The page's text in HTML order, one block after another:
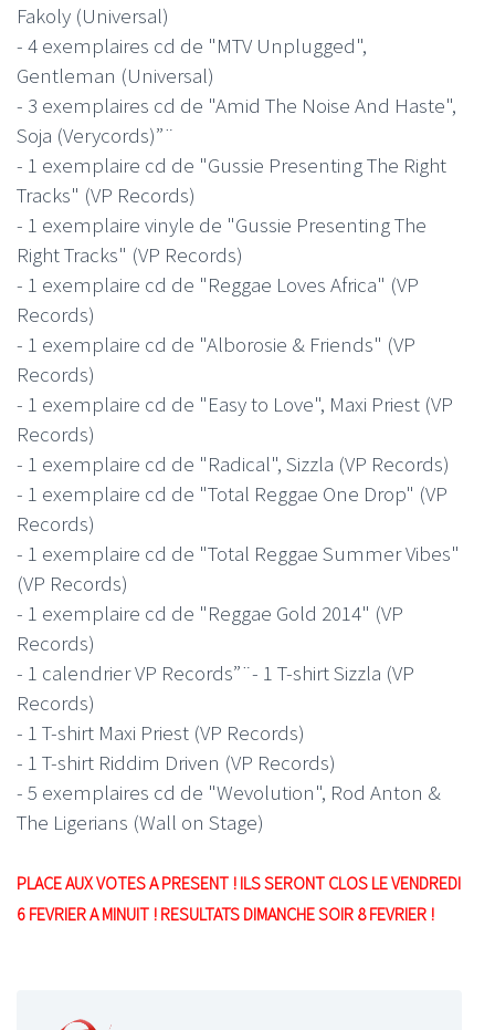
Fakoly (Universal)
- 4 exemplaires cd de "MTV Unplugged",
Gentleman (Universal)
- 3 exemplaires cd de "Amid The Noise And Haste",
Soja (Verycords)”¨
- 1 exemplaire cd de "Gussie Presenting The Right
Tracks" (VP Records)
- 1 exemplaire vinyle de "Gussie Presenting The
Right Tracks" (VP Records)
- 1 exemplaire cd de "Reggae Loves Africa" (VP
Records)
- 1 exemplaire cd de "Alborosie & Friends" (VP
Records)
- 1 exemplaire cd de "Easy to Love", Maxi Priest (VP
Records)
- 1 exemplaire cd de "Radical", Sizzla (VP Records)
- 1 exemplaire cd de "Total Reggae One Drop" (VP
Records)
- 1 exemplaire cd de "Total Reggae Summer Vibes"
(VP Records)
- 1 exemplaire cd de "Reggae Gold 2014" (VP
Records)
- 1 calendrier VP Records”¨- 1 T-shirt Sizzla (VP
Records)
- 1 T-shirt Maxi Priest (VP Records)
- 1 T-shirt Riddim Driven (VP Records)
- 5 exemplaires cd de "Wevolution", Rod Anton &
The Ligerians (Wall on Stage)
PLACE AUX VOTES A PRESENT ! ILS SERONT CLOS LE VENDREDI
6 FEVRIER A MINUIT ! RESULTATS DIMANCHE SOIR 8 FEVRIER !